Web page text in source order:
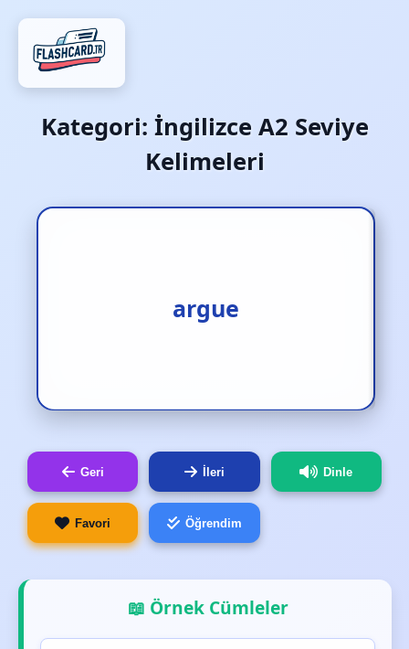
Kategori: İngilizce A2 Seviye
Kelimeleri
argue
2.çekişmek [f.]
Geri İleri Dinle
Favori Öğrendim
📖 Örnek Cümleler